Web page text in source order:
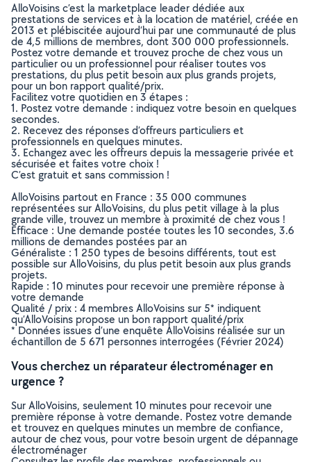
AlloVoisins c’est la marketplace leader dédiée aux
prestations de services et à la location de matériel, créée en
2013 et plébiscitée aujourd’hui par une communauté de plus
de 4,5 millions de membres, dont 300 000 professionnels.
Postez votre demande et trouvez proche de chez vous un
particulier ou un professionnel pour réaliser toutes vos
prestations, du plus petit besoin aux plus grands projets,
pour un bon rapport qualité/prix.
Facilitez votre quotidien en 3 étapes :
1. Postez votre demande : indiquez votre besoin en quelques
secondes.
2. Recevez des réponses d’offreurs particuliers et
professionnels en quelques minutes.
3. Echangez avec les offreurs depuis la messagerie privée et
sécurisée et faites votre choix !
C’est gratuit et sans commission !
AlloVoisins partout en France : 35 000 communes
représentées sur AlloVoisins, du plus petit village à la plus
grande ville, trouvez un membre à proximité de chez vous !
Efficace : Une demande postée toutes les 10 secondes, 3.6
millions de demandes postées par an
Généraliste : 1 250 types de besoins différents, tout est
possible sur AlloVoisins, du plus petit besoin aux plus grands
projets.
Rapide : 10 minutes pour recevoir une première réponse à
votre demande
Qualité / prix : 4 membres AlloVoisins sur 5* indiquent
qu’AlloVoisins propose un bon rapport qualité/prix
* Données issues d’une enquête AlloVoisins réalisée sur un
échantillon de 5 671 personnes interrogées (Février 2024)
Vous cherchez un réparateur électroménager en
urgence ?
Sur AlloVoisins, seulement 10 minutes pour recevoir une
première réponse à votre demande. Postez votre demande
et trouvez en quelques minutes un membre de confiance,
autour de chez vous, pour votre besoin urgent de dépannage
électroménager